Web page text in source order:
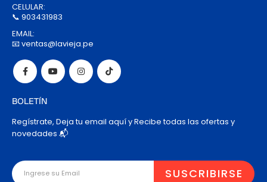
CELULAR:
📞 903431983
EMAIL:
📧 ventas@lavieja.pe
BOLETÍN
Regístrate, Deja tu email aquí y Recibe todas las ofertas y
novedades 📬